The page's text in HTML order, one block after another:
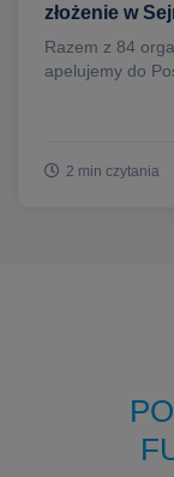
złożenie w
Razem z 84
apelujemy do
2 min czytania